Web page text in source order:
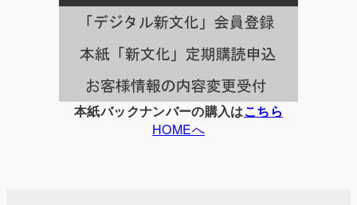
覧
本紙バックナンバーの購入はこちら
HOMEへ